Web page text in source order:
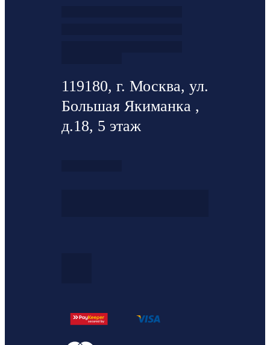
119180, г. Москва, ул.
Большая Якиманка ,
д.18, 5 этаж